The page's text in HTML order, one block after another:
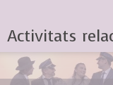
Activitats